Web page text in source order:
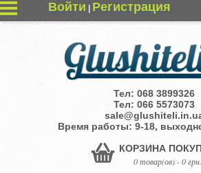
Войти|Регистрация
Тел: 068 3899326
Тел: 066 5573073
Время работы: 9-18,
КОРЗИНА
0 товар(ов) - 0 грн.